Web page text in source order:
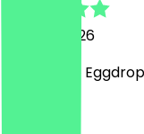
23. Juni 2026
Mega tolle